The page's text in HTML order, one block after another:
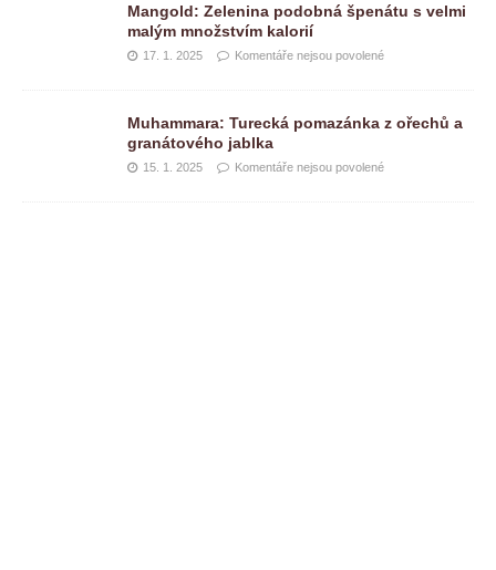
Mangold: Zelenina podobná špenátu s velmi
malým množstvím kalorií
17. 1. 2025 Komentáře nejsou povolené
Muhammara: Turecká pomazánka z ořechů a
granátového jablka
15. 1. 2025 Komentáře nejsou povolené